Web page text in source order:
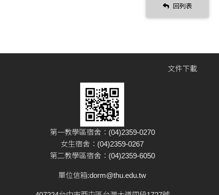
回列表
文件下載
第一教學區宿舍：(04)2359-0270
女生宿舍：(04)2359-0267
第二教學區宿舍：(04)2359-6050
單位信箱:dorm@thu.edu.tw